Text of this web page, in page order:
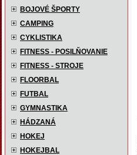
BOJOVÉ ŠPORTY
CAMPING
CYKLISTIKA
FITNESS - POSILŇOVANIE
FITNESS - STROJE
FLOORBAL
FUTBAL
GYMNASTIKA
HÁDZANÁ
HOKEJ
HOKEJBAL